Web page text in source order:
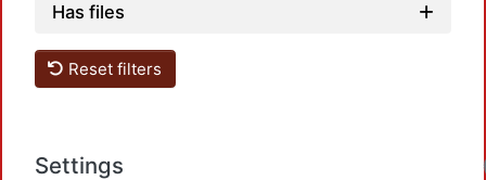
Has files
Reset filters
Settings